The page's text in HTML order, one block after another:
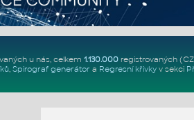
u nás, celkem 1.130.000registrovaných
, Spirograf generátor a Regresní křivkyv sekci